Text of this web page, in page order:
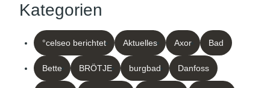
Kategorien
°celseo berichtet Aktuelles Axor Bad
Bette BRÖTJE burgbad Danfoss